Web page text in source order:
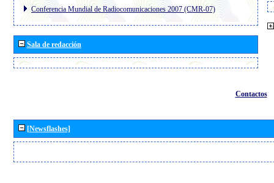
Conferencia Mundial de Radiocomunicaciones 2007 (CMR-07)
Sala de redacción
Contactos
[Newsflashes]